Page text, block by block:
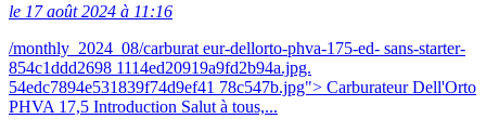
le 17 août 2024 à 11:16
/monthly_2024_08/carburat eur-dellorto-phva-175-ed- sans-starter-
854c1ddd2698 1114ed20919a9fd2b94a.jpg.
54edc7894e531839f74d9ef41 78c547b.jpg"> Carburateur Dell'Orto
PHVA 17,5 Introduction Salut à tous,...